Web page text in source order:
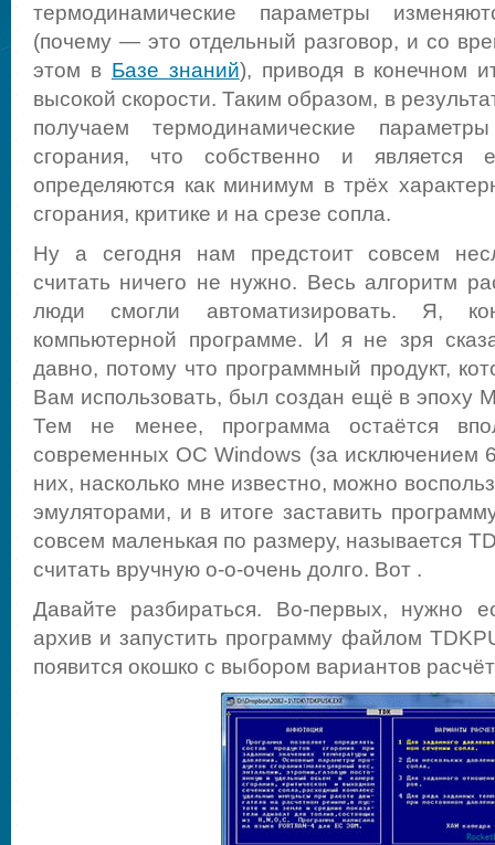
термодинамические параметры
(почему — это отдельный разговор, и со
этом в Базе знаний), приводя в конечном
высокой скорости. Таким образом, в
получаем термодинамические
сгорания, что собственно и является
определяются как минимум в трёх
сгорания, критике и на срезе сопла.
Ну а сегодня нам предстоит совсем
считать ничего не нужно. Весь алгоритм
люди смогли автоматизировать. Я,
компьютерной программе. И я не зря
давно, потому что программный продукт,
Вам использовать, был создан ещё в эпоху
Тем не менее, программа остаётся
современных ОС Windows (за исключением
них, насколько мне известно, можно
эмуляторами, и в итоге заставить
совсем маленькая по размеру, называется
считать вручную о-о-очень долго. Вот .
Давайте разбираться. Во-первых, нужно
архив и запустить программу файлом
появится окошко с выбором вариантов